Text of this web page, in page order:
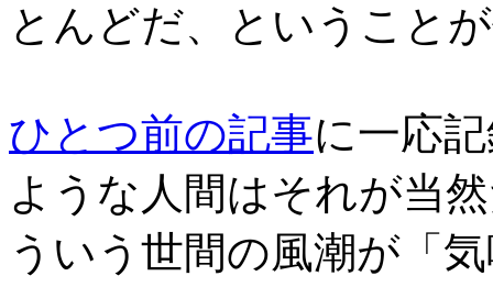
とんどだ、ということ
ひとつ前の記事に一応
ような人間はそれが当
ういう世間の風潮が「